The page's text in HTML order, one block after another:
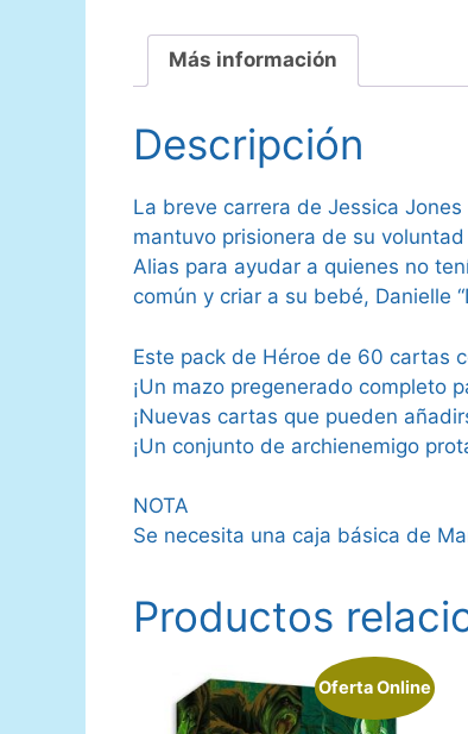
Más información
Descripción
La breve carrera de Jessica
mantuvo prisionera de su
Alias para ayudar a quienes no
común y criar a su bebé, Danielle
Este pack de Héroe de 60 cartas
¡Un mazo pregenerado completo
¡Nuevas cartas que pueden
¡Un conjunto de archienemigo
NOTA
Se necesita una caja básica de
Productos
Oferta Online